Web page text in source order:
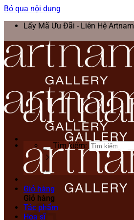
Bỏ qua nội dung
Lấy Mã Ưu Đãi - Liên Hệ Artnam
Tìm kiếm:
Giỏ hàng
Giỏ hàng
Tác phẩm
Họa sĩ